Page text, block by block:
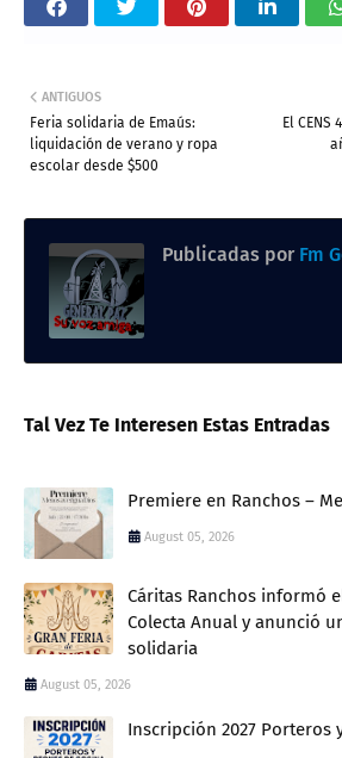
El CENS
ANTIGUOS
Feria solidaria de Emaús:
liquidación de verano y ropa
escolar desde $500
Publicadas por Fm
Tal Vez Te Interesen Estas Entradas
Premiere en Ranchos –
August 05, 2026
Cáritas Ranchos informó
Colecta Anual y anunció
solidaria
August 05, 2026
Inscripción 2027 Porteros